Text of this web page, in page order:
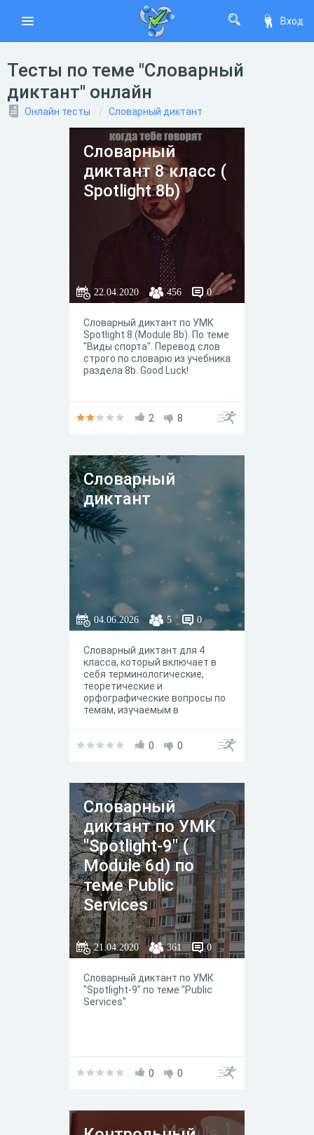
Вход
Тесты по теме "Словарный
диктант" онлайн
Онлайн тесты Словарный диктант
Словарный
диктант 8 класс (
Spotlight 8b)
22.04.2020 456 0
Словарный диктант по УМК
Spotlight 8 (Module 8b). По теме
"Виды спорта". Перевод слов
строго по словарю из учебника
раздела 8b. Good Luck!
2 8
Словарный
диктант
04.06.2026 5 0
Словарный диктант для 4
класса, который включает в
себя терминологические,
теоретические и
орфографические вопросы по
темам, изучаемым в
уровню усвоения материала.
0 0
Словарный
диктант по УМК
"Spotlight-9" (
Module 6d) по
теме Public
Services
21.04.2020 361 0
Словарный диктант по УМК
"Spotlight-9" по теме "Public
Services"
0 0